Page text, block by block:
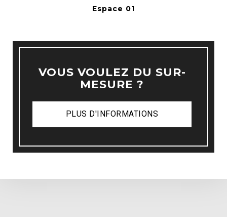
Espace 01
VOUS VOULEZ DU SUR-
MESURE ?
PLUS D'INFORMATIONS